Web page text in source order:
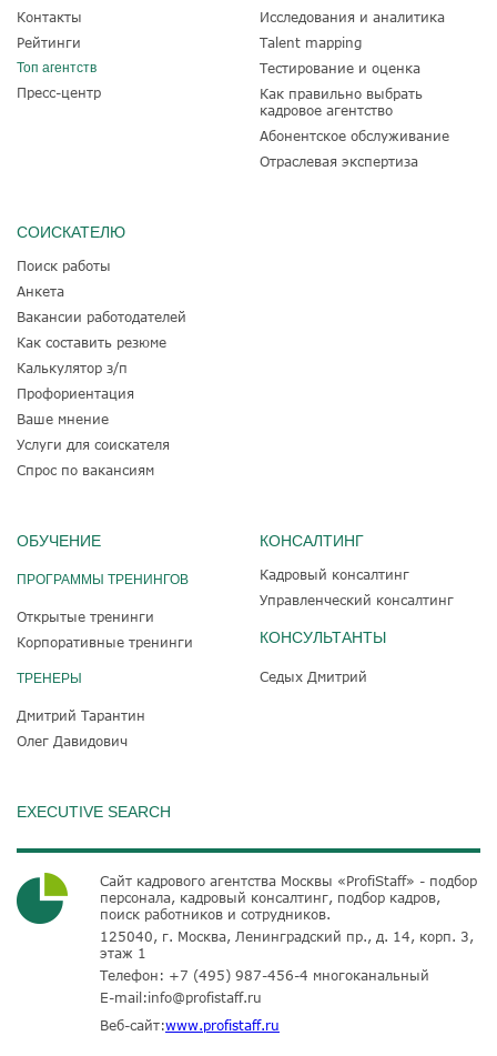
Контакты
Рейтинги
Топ агентств
Пресс-центр
Исследования и аналитика
Talent mapping
Тестирование и оценка
Как правильно выбрать
кадровое агентство
Абонентское обслуживание
Отраслевая экспертиза
СОИСКАТЕЛЮ
Поиск работы
Анкета
Вакансии работодателей
Как составить резюме
Калькулятор з/п
Профориентация
Ваше мнение
Услуги для соискателя
Спрос по вакансиям
ОБУЧЕНИЕ
ПРОГРАММЫ ТРЕНИНГОВ
Открытые тренинги
Корпоративные тренинги
ТРЕНЕРЫ
Дмитрий Тарантин
Олег Давидович
КОНСАЛТИНГ
Кадровый консалтинг
Управленческий консалтинг
КОНСУЛЬТАНТЫ
Седых Дмитрий
EXECUTIVE SEARCH
Сайт кадрового агентства Москвы «ProfiStaff» - подбор
персонала, кадровый консалтинг, подбор кадров,
поиск работников и сотрудников.
125040, г. Москва, Ленинградский пр., д. 14, корп. 3,
этаж 1
Телефон: +7 (495) 987-456-4 многоканальный
E-mail:info@profistaff.ru
Веб-сайт:www.profistaff.ru